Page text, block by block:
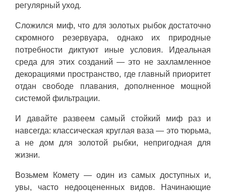
регулярный уход.
Сложился миф, что для золотых рыбок достаточно
скромного резервуара, однако их природные
потребности диктуют иные условия. Идеальная
среда для этих созданий — это не захламленное
декорациями пространство, где главный приоритет
отдан свободе плавания, дополненное мощной
системой фильтрации.
И давайте развеем самый стойкий миф раз и
навсегда: классическая круглая ваза — это тюрьма,
а не дом для золотой рыбки, непригодная для
жизни.
Возьмем Комету — один из самых доступных и,
увы, часто недооцененных видов. Начинающие